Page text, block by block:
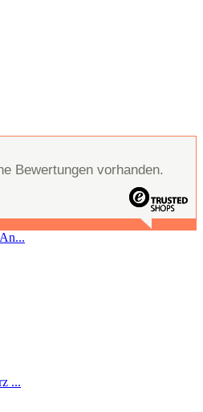
Bewertungen vorhanden.
...